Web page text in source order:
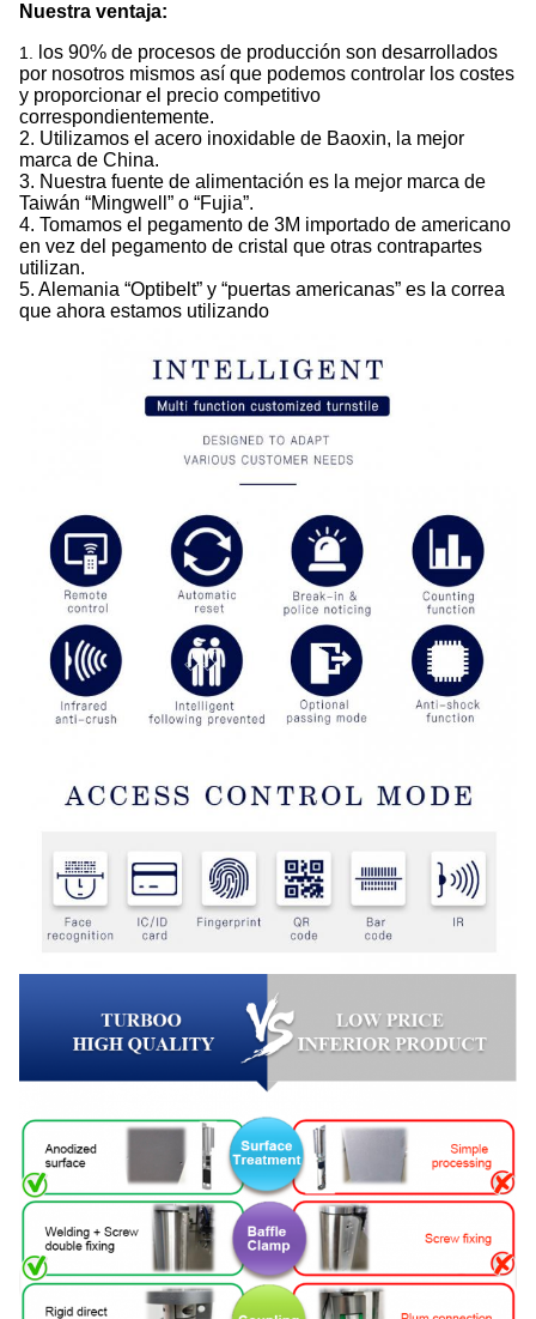
Nuestra ventaja:
1.
los 90% de procesos de producción son desarrollados
por nosotros mismos así que podemos controlar los costes
y proporcionar el precio competitivo
correspondientemente.
2. Utilizamos el acero inoxidable de Baoxin, la mejor
marca de China.
3. Nuestra fuente de alimentación es la mejor marca de
Taiwán “Mingwell” o “Fujia”.
4. Tomamos el pegamento de 3M importado de americano
en vez del pegamento de cristal que otras contrapartes
utilizan.
5. Alemania “Optibelt” y “puertas americanas” es la correa
que ahora estamos utilizando